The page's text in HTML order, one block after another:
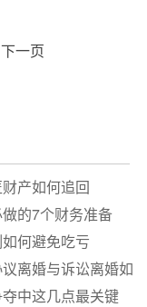
下一页
产如何追回
的7个财务准备
何避免吃亏
离婚与诉讼离婚如
中这几点最关键